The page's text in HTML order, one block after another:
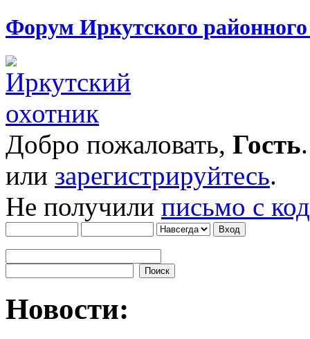
Форум Иркутского
Добро пожаловать, Гость
или зарегистрируйтесь.
Не получили письмо с
Новости: